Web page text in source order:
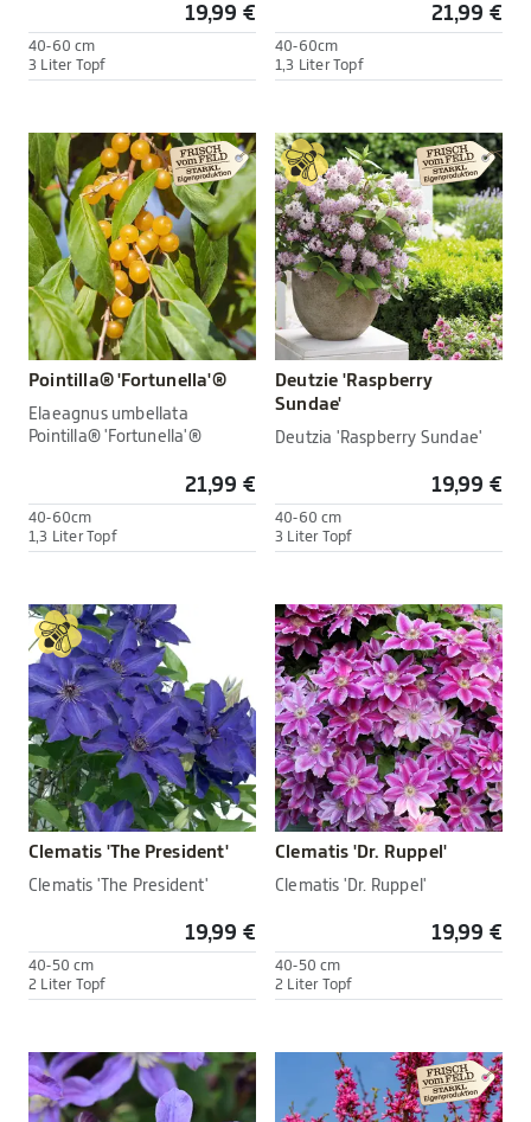
19,99 €
40-60 cm
3 Liter Topf
21,99 €
40-60cm
1,3 Liter Topf
Pointilla® 'Fortunella'®
Elaeagnus umbellata
Pointilla® 'Fortunella'®
21,99 €
40-60cm
1,3 Liter Topf
Deutzie 'Raspberry
Sundae'
Deutzia 'Raspberry Sundae'
19,99 €
40-60 cm
3 Liter Topf
Clematis 'The President'
Clematis 'The President'
19,99 €
40-50 cm
2 Liter Topf
Clematis 'Dr. Ruppel'
Clematis 'Dr. Ruppel'
19,99 €
40-50 cm
2 Liter Topf